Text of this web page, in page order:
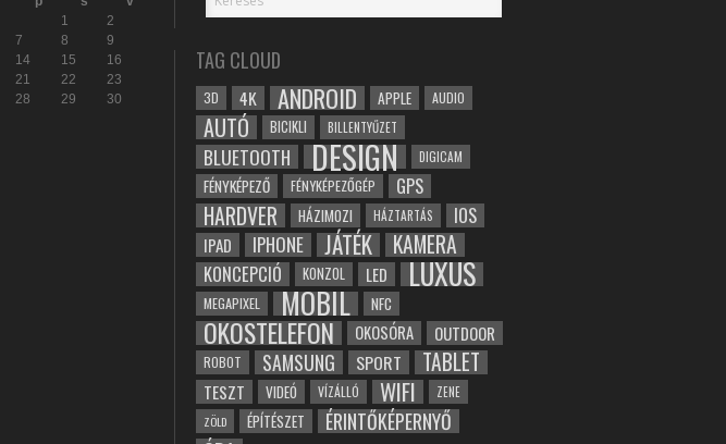
1
2
7 8
9
14 15
16
21 22
23
28 29
30
TAG CLOUD
3D 4K ANDROID APPLE AUDIO
AUTÓ BICIKLI BILLENTYŰZET
BLUETOOTH DESIGN DIGICAM
FÉNYKÉPEZŐ FÉNYKÉPEZŐGÉP GPS
HARDVER HÁZIMOZI HÁZTARTÁS IOS
IPAD IPHONE JÁTÉK KAMERA
KONCEPCIÓ KONZOL LED LUXUS
MEGAPIXEL MOBIL NFC
OKOSTELEFON OKOSÓRA OUTDOOR
ROBOT SAMSUNG SPORT TABLET
TESZT VIDEÓ VÍZÁLLÓ WIFI
ZENE
ZÖLD
ÉPÍTÉSZET ÉRINTŐKÉPERNYŐ